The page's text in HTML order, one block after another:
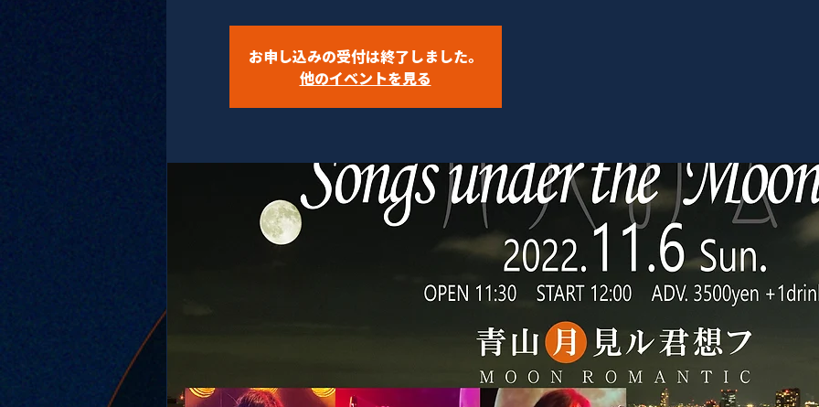
お申し込みの受付は終了しました。
他のイベントを見る